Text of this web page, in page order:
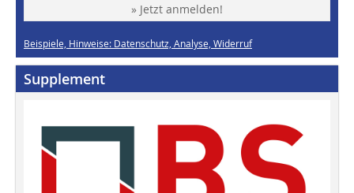
» Jetzt anmelden!
Beispiele, Hinweise: Datenschutz, Analyse, Widerruf
Supplement